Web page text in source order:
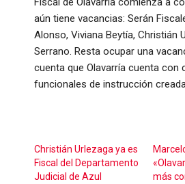
aún tiene vacancias: Serán
Alonso, Viviana Beytía, Christián
Serrano. Resta ocupar una
cuenta que Olavarría cuenta con
funcionales de instrucción
Christián Urlezaga ya es
Fiscal del Departamento
Judicial de Azul
más